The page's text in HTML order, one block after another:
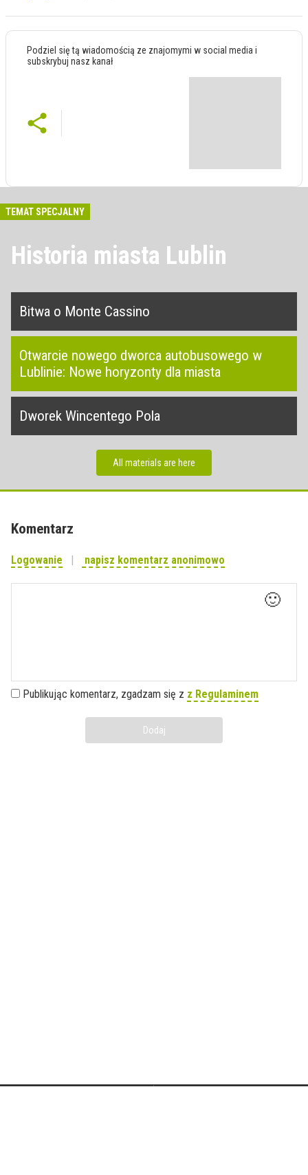
Podziel się tą wiadomością ze znajomymi w social media i
subskrybuj nasz kanał
TEMAT SPECJALNY
Historia miasta Lublin
Bitwa o Monte Cassino
Otwarcie nowego dworca autobusowego w
Lublinie: Nowe horyzonty dla miasta
Dworek Wincentego Pola
All materials are here
Komentarz
Logowanie napisz komentarz anonimowo
🙂
Publikując komentarz, zgadzam się z z Regulaminem
Dodaj